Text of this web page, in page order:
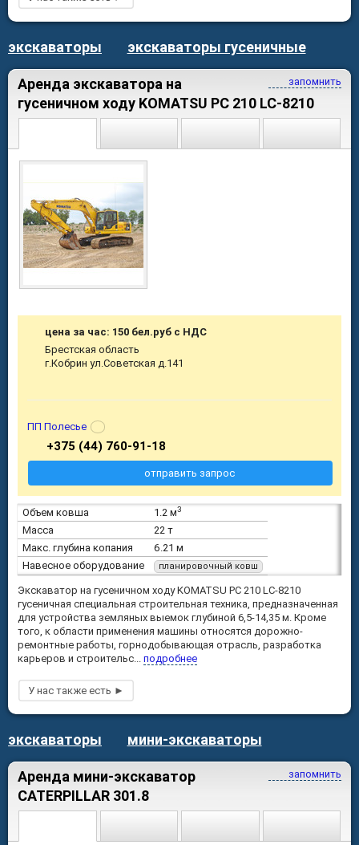
экскаваторы экскаваторы гусеничные
запомнить
Аренда экскаватора на
гусеничном ходу KOMATSU PC 210 LC-8210
Объем ковша 1.2 м3
Масса
22 т
Макс. глубина копания
6.21 м
Навесное оборудование
планировочный ковш
Экскаватор на гусеничном ходу KOMATSU PC 210 LC-8210
гусеничная специальная строительная техника, предназначенная
для устройства земляных выемок глубиной 6,5-14,35 м. Кроме
того, к области применения машины относятся дорожно-
ремонтные работы, горнодобывающая отрасль, разработка
карьеров и строительс... подробнее
цена за час: 150 бел.руб с НДС
Брестская область
г.Кобрин ул.Советская д.141
ПП Полесье
+375 (44) 760-91-18
отправить запрос
экскаваторы мини-экскаваторы
запомнить
Аренда мини-экскаватор
CATERPILLAR 301.8